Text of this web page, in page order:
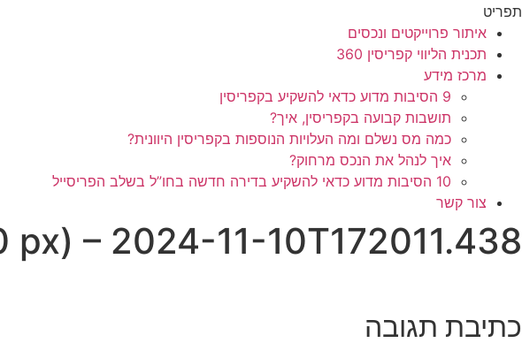
תפריט
איתור פרוייקטים ונכסים
תכנית הליווי קפריסין 360
מרכז מידע
9 הסיבות מדוע כדאי להשקיע בקפריסין
תושבות קבועה בקפריסין, איך?
כמה מס נשלם ומה העלויות הנוספות בקפריסין היוונית?
איך לנהל את הנכס מרחוק?
10 הסיבות מדוע כדאי להשקיע בדירה חדשה בחו”ל בשלב הפריסייל
צור קשר
– 2024-11-10T172011.438
כתיבת תגובה